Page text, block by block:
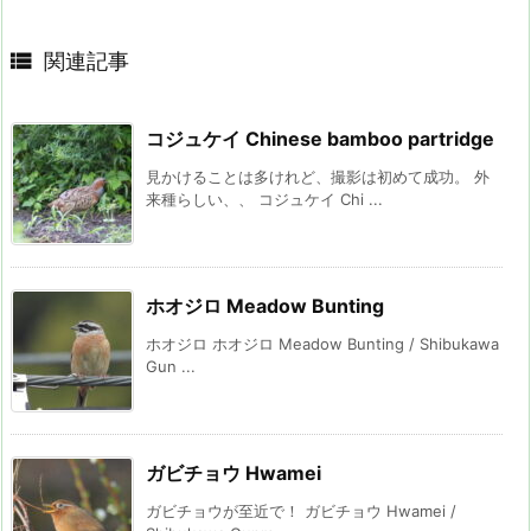
 関連記事
コジュケイ Chinese bamboo partridge
見かけることは多けれど、撮影は初めて成功。 外
来種らしい、、 コジュケイ Chi ...
ホオジロ Meadow Bunting
ホオジロ ホオジロ Meadow Bunting / Shibukawa
Gun ...
ガビチョウ Hwamei
ガビチョウが至近で！ ガビチョウ Hwamei /